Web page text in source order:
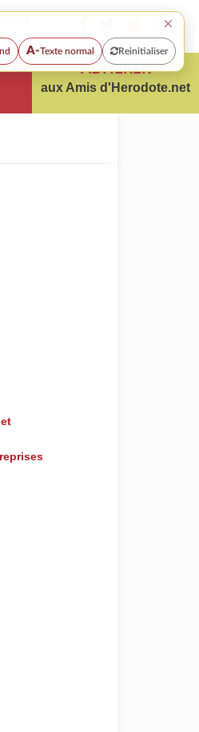
×
A-Texte normal Reinitialiser
ADHÉRER
aux Amis d'Herodote.net